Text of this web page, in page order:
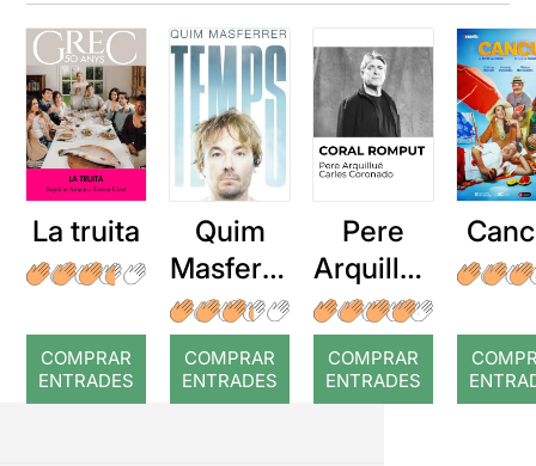
La truita
COMPRAR
ENTRADES
Quim
Masferre
r: Temps
COMPRAR
ENTRADES
Pere
Arquillué
: Coral
romput
COMPRAR
ENTRADES